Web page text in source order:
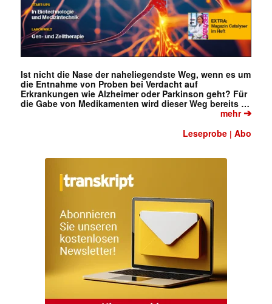
Ist nicht die Nase der naheliegendste Weg, wenn es um
die Entnahme von Proben bei Verdacht auf
Erkrankungen wie Alzheimer oder Parkinson geht? Für
die Gabe von Medikamenten wird dieser Weg bereits …
mehr➔
Leseprobe |Abo